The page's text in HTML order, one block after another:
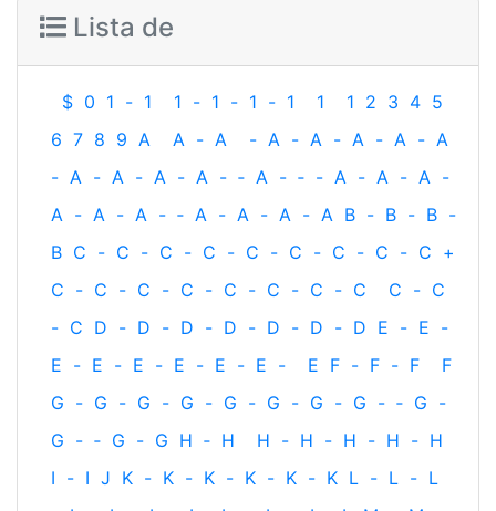
Lista de
$ 0 1 - 1 1 - 1 - 1 - 1 1 1 2 3 4 5
6 7 8 9 A A - A - A - A - A - A - A
- A - A - A - A - ‐ A - ‐ - A - A - A -
A - A - A - ‐ A - A - A - A B - B - B -
B C - C - C - C - C - C - C - C - C +
C - C - C - C - C - C - C - C C - C
- C D - D - D - D - D - D - D E - E -
E - E - E - E - E - E - E F - F - F
F
G - G - G - G - G - G - G - G - ‐ G -
G - ‐ G - G H ‐ H H - H - H - H - H
I - I J K - K - K - K - K - K L - L - L